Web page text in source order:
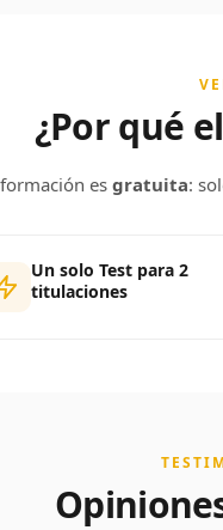
¿Por qué
es gratuita:
Un solo Test para 2
titulaciones